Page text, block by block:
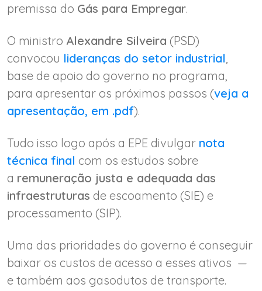
premissa do Gás para Empregar.
O ministro Alexandre Silveira (PSD)
convocou lideranças do setor industrial
base de apoio do governo no programa,
para apresentar os próximos passos (veja a
apresentação, em .pdf).
Tudo isso logo após a EPE divulgar nota
técnica final com os estudos sobre
a remuneração justa e adequada das
infraestruturas de escoamento (SIE) e
processamento (SIP).
Uma das prioridades do governo é conseguir
baixar os custos de acesso a esses ativos —
e também aos gasodutos de transporte.